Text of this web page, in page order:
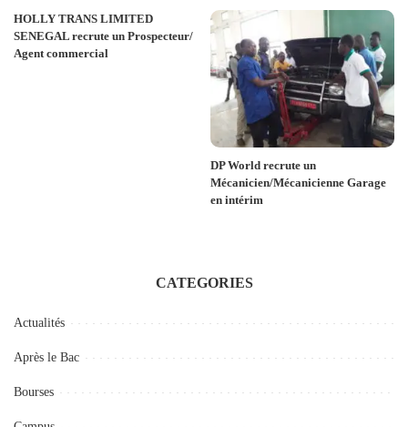
HOLLY TRANS LIMITED
SENEGAL recrute un Prospecteur/
Agent commercial
DP World recrute un
Mécanicien/Mécanicienne Garage
en intérim
CATEGORIES
Actualités
Après le Bac
Bourses